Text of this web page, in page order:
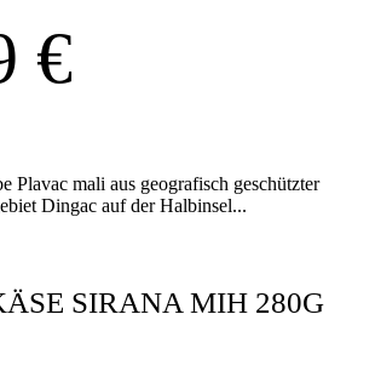
€
Plavac mali aus geografisch geschützter
Dingac auf der Halbinsel...
SIRANA MIH 280G